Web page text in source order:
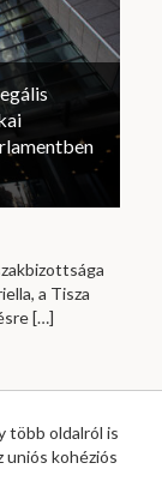
a Tisza
[…]
több oldalról is
uniós kohéziós